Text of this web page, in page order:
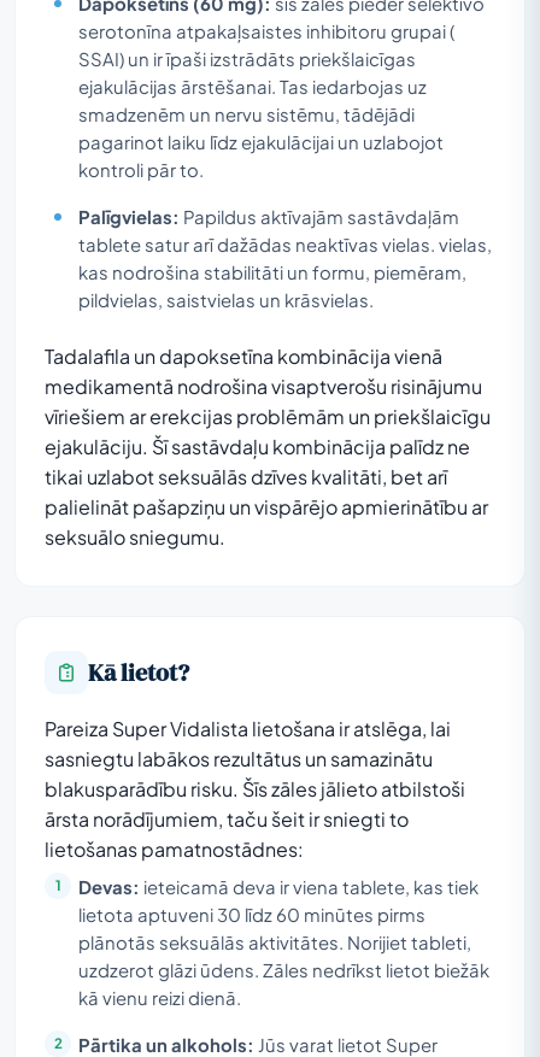
serotonīna atpakaļsaistes inhibitoru grupai (
SSAI) un ir īpaši izstrādāts priekšlaicīgas
ejakulācijas ārstēšanai. Tas iedarbojas uz
smadzenēm un nervu sistēmu, tādējādi
pagarinot laiku līdz ejakulācijai un uzlabojot
kontroli pār to.
Palīgvielas: Papildus aktīvajām sastāvdaļām
tablete satur arī dažādas neaktīvas vielas. vielas,
kas nodrošina stabilitāti un formu, piemēram,
pildvielas, saistvielas un krāsvielas.
Tadalafila un dapoksetīna kombinācija vienā
medikamentā nodrošina visaptverošu risinājumu
vīriešiem ar erekcijas problēmām un priekšlaicīgu
ejakulāciju. Šī sastāvdaļu kombinācija palīdz ne
tikai uzlabot seksuālās dzīves kvalitāti, bet arī
palielināt pašapziņu un vispārējo apmierinātību ar
seksuālo sniegumu.
Kā lietot?
Pareiza Super Vidalista lietošana ir atslēga, lai
sasniegtu labākos rezultātus un samazinātu
blakusparādību risku. Šīs zāles jālieto atbilstoši
ārsta norādījumiem, taču šeit ir sniegti to
lietošanas pamatnostādnes:
Devas: ieteicamā deva ir viena tablete, kas tiek
lietota aptuveni 30 līdz 60 minūtes pirms
plānotās seksuālās aktivitātes. Norijiet tableti,
uzdzerot glāzi ūdens. Zāles nedrīkst lietot biežāk
kā vienu reizi dienā.
Pārtika un alkohols: Jūs varat lietot Super